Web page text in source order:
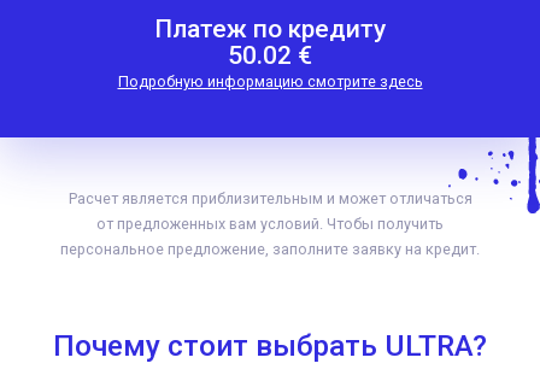
Платеж по кредиту
50.02 €
Подробную информацию смотрите здесь
Расчет является приблизительным и может отличаться
от предложенных вам условий. Чтобы получить
персональное предложение, заполните заявку на кредит.
Почему стоит выбрать ULTRA?